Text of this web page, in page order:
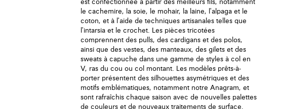
est confectionnée à partir des meilleurs fils, notamment
le cachemire, la soie, le mohair, la laine, l'alpaga et le
coton, et à l'aide de techniques artisanales telles que
l'intarsia et le crochet. Les pièces tricotées
comprennent des pulls, des cardigans et des polos,
ainsi que des vestes, des manteaux, des gilets et des
sweats à capuche dans une gamme de styles à col en
V, ras du cou ou col montant. Les modèles prêts-à-
porter présentent des silhouettes asymétriques et des
motifs emblématiques, notamment notre Anagram, et
sont rafraîchis chaque saison avec de nouvelles palettes
de couleurs et de nouveaux traitements de surface.